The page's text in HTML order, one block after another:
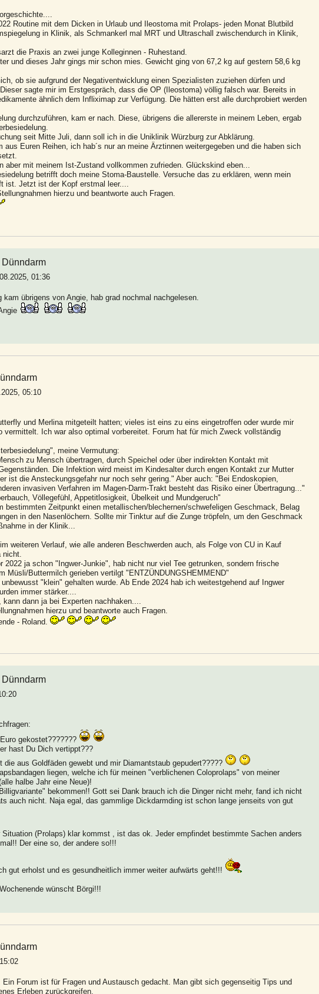
Routine mit dem Dicken in Urlaub und Ileostoma mit Prolaps- jeden Monat Blutbild
in Klinik, als Schmankerl mal MRT und Ultraschall zwischendurch in Klinik,
die Praxis an zwei junge Kolleginnen - Ruhestand.
und dieses Jahr gings mir schon mies. Gewicht ging von 67,2 kg auf gestern 58,6 kg
ob sie aufgrund der Negativentwicklung einen Spezialisten zuziehen dürfen und
sagte mir im Erstgespräch, dass die OP (Ileostoma) völlig falsch war. Bereits in
ähnlich dem Infliximap zur Verfügung. Die hätten erst alle durchprobiert werden
durchzuführen, kam er nach. Diese, übrigens die allererste in meinem Leben, ergab
seit Mitte Juli, dann soll ich in die Uniklinik Würzburg zur Abklärung.
aus Euren Reihen, ich hab´s nur an meine Ärztinnen weitergegeben und die haben sich
aber mit meinem Ist-Zustand vollkommen zufrieden. Glückskind eben...
betrifft doch meine Stoma-Baustelle. Versuche das zu erklären, wenn mein
ist. Jetzt ist der Kopf erstmal leer....
hierzu und beantworte auch Fragen.
Dünndarm
01:36
übrigens von Angie, hab grad nochmal nachgelesen.
05:10
und Merlina mitgeteilt hatten; vieles ist eins zu eins eingetroffen oder wurde mir
vermittelt. Ich war also optimal vorbereitet. Forum hat für mich Zweck vollständig
meine Vermutung:
zu Mensch übertragen, durch Speichel oder über indirekten Kontakt mit
Die Infektion wird meist im Kindesalter durch engen Kontakt zur Mutter
ist die Ansteckungsgefahr nur noch sehr gering." Aber auch: "Bei Endoskopien,
invasiven Verfahren im Magen-Darm-Trakt besteht das Risiko einer Übertragung..."
Völlegefühl, Appetitlosigkeit, Übelkeit und Mundgeruch"
bestimmten Zeitpunkt einen metallischen/blechernen/schwefeligen Geschmack, Belag
in den Nasenlöchern. Sollte mir Tinktur auf die Zunge tröpfeln, um den Geschmack
in der Klinik...
weiteren Verlauf, wie alle anderen Beschwerden auch, als Folge von CU in Kauf
nicht.
2022 ja schon "Ingwer-Junkie", hab nicht nur viel Tee getrunken, sondern frische
Müsli/Buttermilch gerieben vertilgt "ENTZÜNDUNGSHEMMEND"
"klein" gehalten wurde. Ab Ende 2024 hab ich weitestgehend auf Ingwer
immer stärker....
kann dann ja bei Experten nachhaken....
hierzu und beantworte auch Fragen.
- Roland.
Dünndarm
gekostet???????
hast Du Dich vertippt???
die aus Goldfäden gewebt und mir Diamantstaub gepudert?????
liegen, welche ich für meinen "verblichenen Coloprolaps" von meiner
halbe Jahr eine Neue)!
bekommen!! Gott sei Dank brauch ich die Dinger nicht mehr, fand ich nicht
auch nicht. Naja egal, das gammlige Dickdarmding ist schon lange jenseits von gut
(Prolaps) klar kommst , ist das ok. Jeder empfindet bestimmte Sachen anders
Der eine so, der andere so!!!
gut erholst und es gesundheitlich immer weiter aufwärts geht!!!
wünscht Börgi!!!
Ein Forum ist für Fragen und Austausch gedacht. Man gibt sich gegenseitig Tips und
Erleben zurückgreifen.